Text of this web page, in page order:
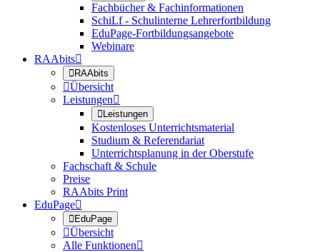
Fachbücher & Fachinformationen
SchiLf - Schulinterne Lehrerfortbildung
EduPage-Fortbildungsangebote
Webinare
RAAbits
RAAbits
Übersicht
Leistungen
Leistungen
Kostenloses Unterrichtsmaterial
Studium & Referendariat
Unterrichtsplanung in der Oberstufe
Fachschaft & Schule
Preise
RAAbits Print
EduPage
EduPage
Übersicht
Alle Funktionen